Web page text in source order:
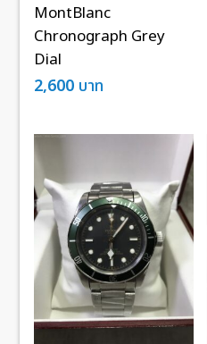
MontBlanc
Chronograph Grey
Dial
2,600 บาท